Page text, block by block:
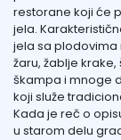
restorane koji će
jela.
jela sa
žaru, žablje
škampa i mnoge
koji služe
Kada je reč o
u starom delu